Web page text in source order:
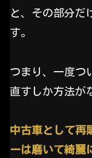
と、その部分だ
す。
つまり、一度つ
直すしか方法が
中古車として再
ーは磨いて綺麗